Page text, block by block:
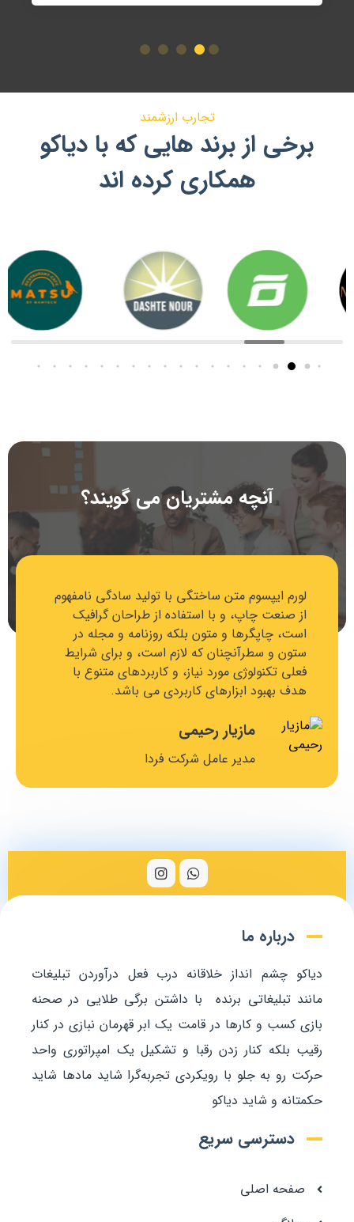
تجارب ارزشمند
برخی از برند هایی که با دیاکو
همکاری کرده اند
آنچه مشتریان می گویند؟
ساختگی با تولید سادگی نامفهوم
با استفاده از طراحان گرافیک
متون بلکه روزنامه و مجله در
که لازم است، و برای شرایط
نیاز، و کاربردهای متنوع با
کاربردی می باشد.
رحیمی
لورم ایپسوم متن
از صنعت چاپ، و با
است، چاپگرها و
ستون و سطرآنچنان
فعلی تکنولوژی مورد
درباره ما
دیاکو چشم انداز خلاقانه درب فعل درآوردن تبلیغات
مانند تبلیغاتی برنده با داشتن برگی طلایی در صحنه
بازی کسب و کارها در قامت یک ابر قهرمان نبازی در کنار
رقیب بلکه کنار زدن رقبا و تشکیل یک امپراتوری واحد
حرکت رو به جلو با رویکردی تجربه‌گرا شاید مادها شاید
حکمتانه و شاید دیاکو
دسترسی سریع
صفحه اصلی